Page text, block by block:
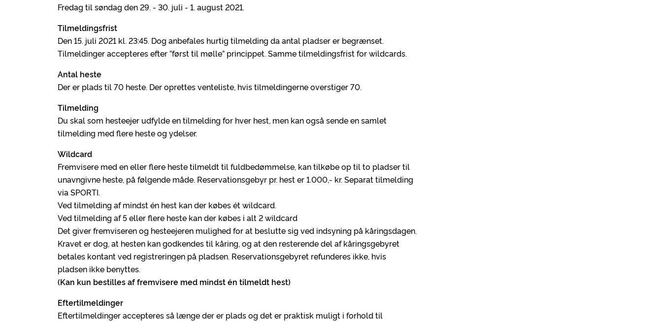
Fredag til søndag den 29. - 30. juli - 1. august 2021.
Tilmeldingsfrist
Den 15. juli 2021 kl. 23:45. Dog anbefales hurtig tilmelding da antal pladser er begrænset.
Tilmeldinger accepteres efter ”først til mølle” princippet. Samme tilmeldingsfrist for wildcards.
Antal heste
Der er plads til 70 heste. Der oprettes venteliste, hvis tilmeldingerne overstiger 70.
Tilmelding
Du skal som hesteejer udfylde en tilmelding for hver hest, men kan også sende en samlet
tilmelding med flere heste og ydelser.
Wildcard
Fremvisere med en eller flere heste tilmeldt til fuldbedømmelse, kan tilkøbe op til to pladser til
unavngivne heste, på følgende måde. Reservationsgebyr pr. hest er 1.000,- kr. Separat tilmelding
via SPORTI.
Ved tilmelding af mindst én hest kan der købes ét wildcard.
Ved tilmelding af 5 eller flere heste kan der købes i alt 2 wildcard
Det giver fremviseren og hesteejeren mulighed for at beslutte sig ved indsyning på kåringsdagen.
Kravet er dog, at hesten kan godkendes til kåring, og at den resterende del af kåringsgebyret
betales kontant ved registreringen på pladsen. Reservationsgebyret refunderes ikke, hvis
pladsen ikke benyttes.
(Kan kun bestilles af fremvisere med mindst én tilmeldt hest)
Eftertilmeldinger
Eftertilmeldinger accepteres så længe der er plads og det er praktisk muligt i forhold til